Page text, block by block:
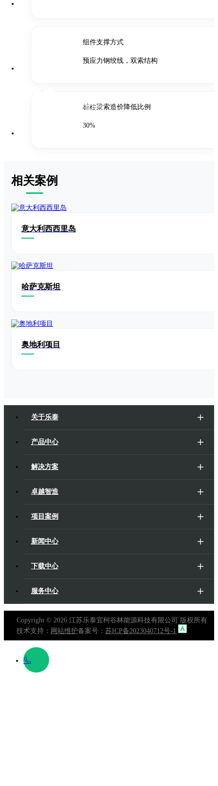
造价低 发电量高 改善微气候
组件支撑方式
预应力钢绞线，双索结构
桩柱梁索造价降低比例
30%
相关案例
意大利西西里岛
哈萨克斯坦
奥地利项目
关于乐泰
产品中心
解决方案
卓越智造
项目案例
新闻中心
下载中心
服务中心
Copyright © 2026 江苏乐泰宜柯谷林能源科技有限公司 版权所有
技术支持： 网站维护备案号：苏ICP备2023040712号-1